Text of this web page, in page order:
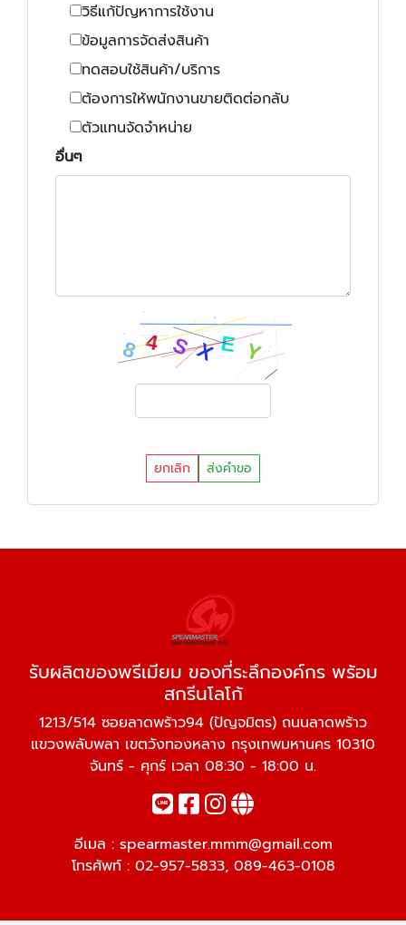
วิธีแก้ปัญหาการใช้งาน
ข้อมูลการจัดส่งสินค้า
ทดสอบใช้สินค้า/บริการ
ต้องการให้พนักงานขายติดต่อกลับ
ตัวแทนจัดจำหน่าย
อื่นๆ
ยกเลิก ส่งคำขอ
รับผลิตของพรีเมียม ของที่ระลึกองค์กร พร้อม
สกรีนโลโก้
1213/514 ซอยลาดพร้าว94 (ปัญจมิตร) ถนนลาดพร้าว
แขวงพลับพลา เขตวังทองหลาง กรุงเทพมหานคร 10310
จันทร์ - ศุกร์ เวลา 08:30 - 18:00 น.
อีเมล : spearmaster.mmm@gmail.com
โทรศัพท์ : 02-957-5833, 089-463-0108